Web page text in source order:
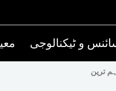
و ٹیکنالوجی
اہم ترین